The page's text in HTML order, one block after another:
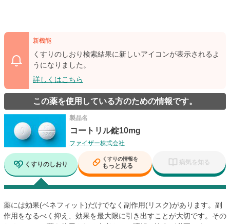
新機能
くすりのしおり検索結果に新しいアイコンが表示されるよ
うになりました。
詳しくはこちら
この薬を使用している方のための情報です。
製品名
コートリル錠10mg
ファイザー株式会社
くすりのしおり
くすりの情報を
もっと見る 病気を知る
薬には効果(ベネフィット)だけでなく副作用(リスク)があります。副
作用をなるべく抑え、効果を最大限に引き出すことが大切です。その